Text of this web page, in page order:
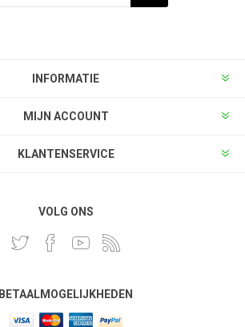
INFORMATIE
MIJN ACCOUNT
KLANTENSERVICE
VOLG ONS
BETAALMOGELIJKHEDEN